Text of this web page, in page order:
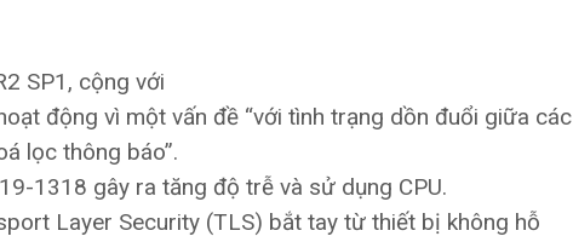
SP1, cộng với
động vì một vấn đề “với tình trạng dồn đuổi giữa các
lọc thông báo”.
1318 gây ra tăng độ trễ và sử dụng CPU.
Layer Security (TLS) bắt tay từ thiết bị không hỗ